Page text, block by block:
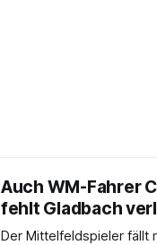
Auch WM-Fahrer
fehlt Gladbach
Der Mittelfeldspieler fällt